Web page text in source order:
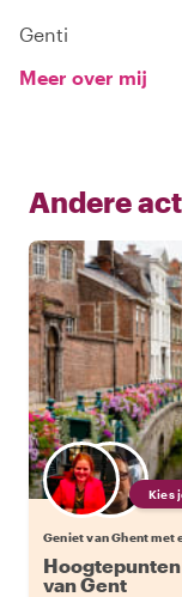
Genti
Meer over mij
Andere
Kies
Geniet van Ghent met
van Gent